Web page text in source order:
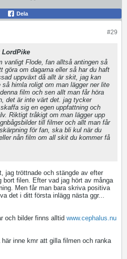
Dela
#29
LordPike
vanligt Flode, fan alltså antingen så
göra om dagarna eller så har du haft
uppväxt då allt är skit, jag kan
himla roligt om man lägger ner lite
film och sen allt man får höra
det är inte värt det. jag tycker
sig en egen uppfattning och
Riktigt tråkigt om man lägger upp
till filmer och allt man får
för fan, ska bli kul när du
nån film om all skit du kommer få
jag tröttnade och stängde av efter
bort filen. Efter vad jag hört av många
Men får man bara skriva positiva
det i ditt första inlägg nästa ggr...
och bilder finns alltid www.cephalus.nu
inne kmr att gilla filmen och ranka